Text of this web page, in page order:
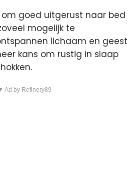
om goed uitgerust naar bed
mogelijk te
lichaam en geest
kans om rustig in slaap
Ad by Refinery89